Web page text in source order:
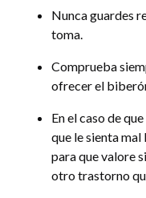
Nunca guardes
toma.
Comprueba
ofrecer el
En el caso de
que le sienta
para que valore
otro trastorno